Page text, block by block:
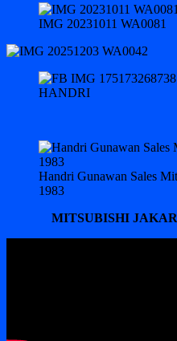
IMG 20231011 WA0081
HANDRI
Handri Gunawan Sales
1983
MITSUBISHI